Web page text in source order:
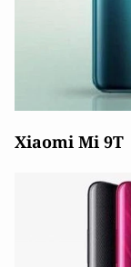
Xiaomi Mi 9T